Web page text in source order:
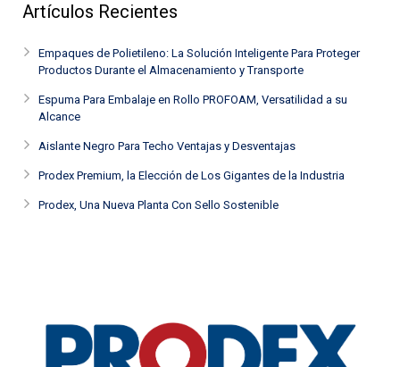
Artículos Recientes
Empaques de Polietileno: La Solución Inteligente Para Proteger
Productos Durante el Almacenamiento y Transporte
Espuma Para Embalaje en Rollo PROFOAM, Versatilidad a su
Alcance
Aislante Negro Para Techo Ventajas y Desventajas
Prodex Premium, la Elección de Los Gigantes de la Industria
Prodex, Una Nueva Planta Con Sello Sostenible